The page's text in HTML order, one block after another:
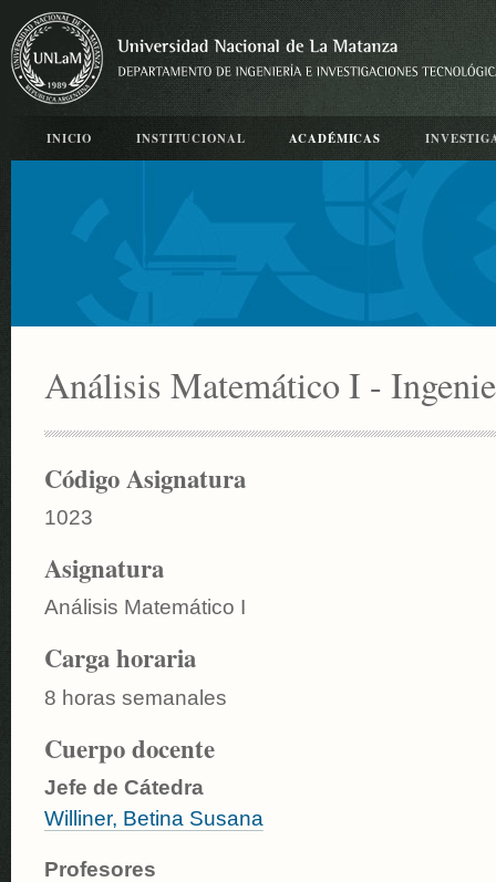
INICIO INSTITUCIONAL ACADÉMICAS
Análisis Matemático I -
Código Asignatura
1023
Asignatura
Análisis Matemático I
Carga horaria
8 horas semanales
Cuerpo docente
Jefe de Cátedra
Williner, Betina Susana
Profesores